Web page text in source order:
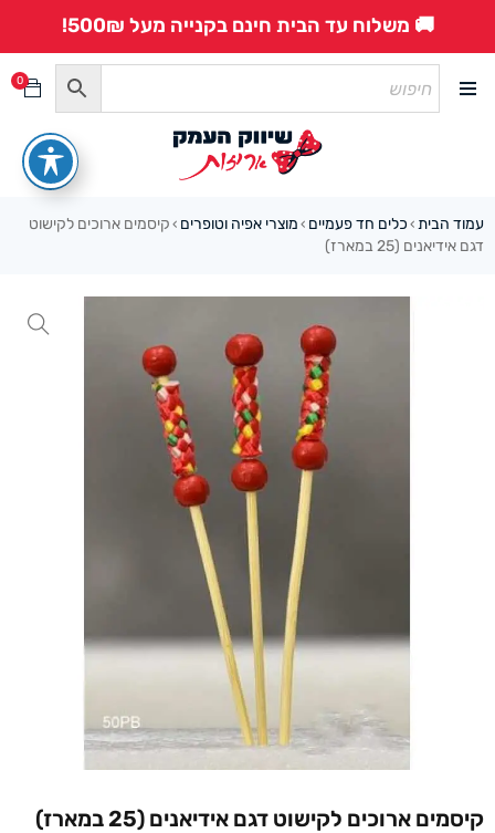
🚚 משלוח עד הבית חינם בקנייה מעל 500₪!
0
עמוד הבית › כלים חד פעמיים › מוצרי אפיה וטופרים › קיסמים ארוכים לקישוט
דגם אידיאנים (25 במארז)
קיסמים ארוכים לקישוט דגם אידיאנים (25 במארז)